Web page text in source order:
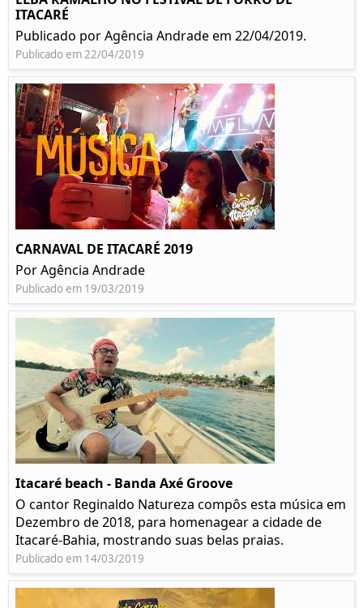
ITACARÉ
Publicado por Agência Andrade em 22/04/2019.
Publicado em 22/04/2019
CARNAVAL DE ITACARÉ 2019
Por Agência Andrade
Publicado em 19/03/2019
Itacaré beach - Banda Axé Groove
O cantor Reginaldo Natureza compôs esta música em
Dezembro de 2018, para homenagear a cidade de
Itacaré-Bahia, mostrando suas belas praias.
Publicado em 14/03/2019